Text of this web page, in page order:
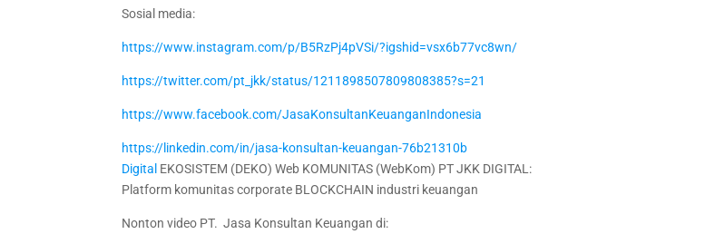
Sosial media:
https://www.instagram.com/p/B5RzPj4pVSi/?igshid=vsx6b77vc8wn/
https://twitter.com/pt_jkk/status/1211898507809808385?s=21
https://www.facebook.com/JasaKonsultanKeuanganIndonesia
https://linkedin.com/in/jasa-konsultan-keuangan-76b21310b
Digital EKOSISTEM (DEKO) Web KOMUNITAS (WebKom) PT JKK DIGITAL:
Platform komunitas corporate BLOCKCHAIN industri keuangan
Nonton video PT. Jasa Konsultan Keuangan di: